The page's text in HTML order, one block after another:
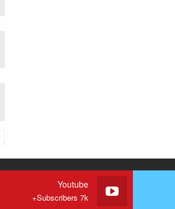
Youtube
Subscribers 7k+